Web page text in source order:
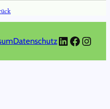
DatenschutzLinkedIn